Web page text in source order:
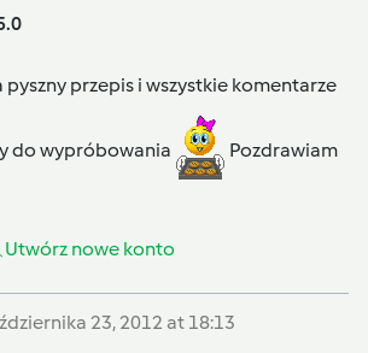
pyszny przepis i wszystkie komentarze
do wypróbowania Pozdrawiam
Utwórz nowe konto
23, 2012 at 18:13